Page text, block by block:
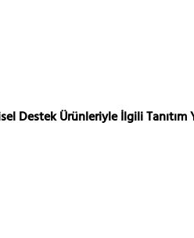
Destek Ürünleriyle İlgili Tanıtım